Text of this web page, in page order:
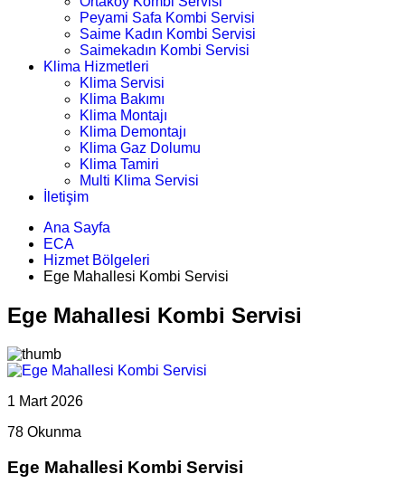
Peyami Safa Kombi Servisi
Saime Kadın Kombi Servisi
Saimekadın Kombi Servisi
Klima Hizmetleri
Klima Servisi
Klima Bakımı
Klima Montajı
Klima Demontajı
Klima Gaz Dolumu
Klima Tamiri
Multi Klima Servisi
İletişim
Ana Sayfa
ECA
Hizmet Bölgeleri
Ege Mahallesi Kombi Servisi
Ege Mahallesi Kombi Servisi
1 Mart 2026
78 Okunma
Ege Mahallesi Kombi Servisi